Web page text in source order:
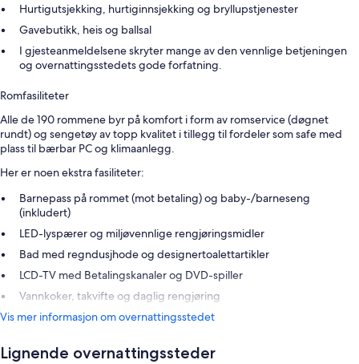
Hurtigutsjekking, hurtiginnsjekking og bryllupstjenester
Gavebutikk, heis og ballsal
I gjesteanmeldelsene skryter mange av den vennlige betjeningen
og overnattingsstedets gode forfatning.
Romfasiliteter
Alle de 190 rommene byr på komfort i form av romservice (døgnet
rundt) og sengetøy av topp kvalitet i tillegg til fordeler som safe med
plass til bærbar PC og klimaanlegg.
Her er noen ekstra fasiliteter:
Barnepass på rommet (mot betaling) og baby-/barneseng
(inkludert)
LED-lyspærer og miljøvennlige rengjøringsmidler
Bad med regndusjhode og designertoalettartikler
LCD-TV med Betalingskanaler og DVD-spiller
Vannkoker, takvifte og daglig rengjøring
Vis mer informasjon om overnattingsstedet
Lignende overnattingssteder